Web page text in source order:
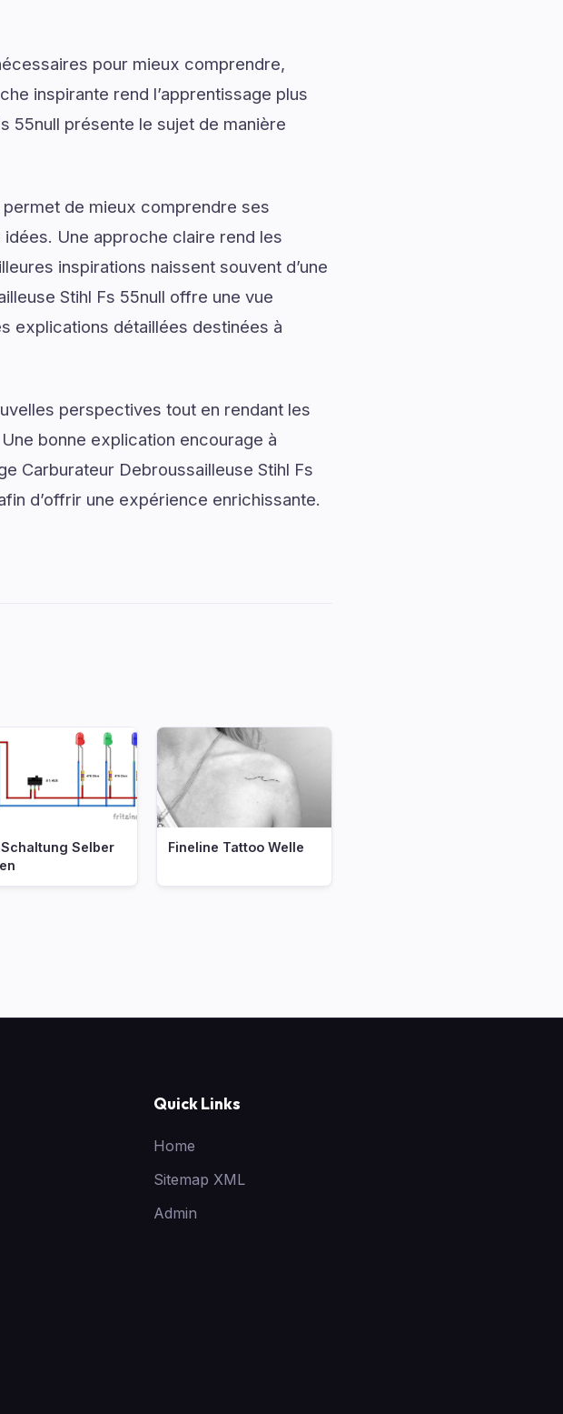
pour mieux comprendre,
inspirante rend l’apprentissage plus
55null présente le sujet de manière
de mieux comprendre ses
Une approche claire rend les
inspirations naissent souvent d’une
Stihl Fs 55null offre une vue
explications détaillées destinées à
perspectives tout en rendant les
bonne explication encourage à
Carburateur Debroussailleuse Stihl Fs
d’offrir une expérience enrichissante.
Schaltung Selber
Fineline Tattoo Welle
Quick Links
Home
Sitemap XML
Admin